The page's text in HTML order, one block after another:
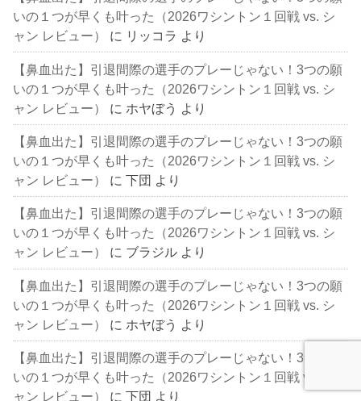
いの１つが早くも叶った（2026ワシントン１回戦 vs. シ
ャン レビュー）
に リッコラ より
【鼻血出た】引退間際の選手のプレーじゃない！3つの願
いの１つが早くも叶った（2026ワシントン１回戦 vs. シ
ャン レビュー）
に ホヤぼう より
【鼻血出た】引退間際の選手のプレーじゃない！3つの願
いの１つが早くも叶った（2026ワシントン１回戦 vs. シ
ャン レビュー）
に下団 より
【鼻血出た】引退間際の選手のプレーじゃない！3つの願
いの１つが早くも叶った（2026ワシントン１回戦 vs. シ
ャン レビュー）
に ブラジル より
【鼻血出た】引退間際の選手のプレーじゃない！3つの願
いの１つが早くも叶った（2026ワシントン１回戦 vs. シ
ャン レビュー）
に ホヤぼう より
【鼻血出た】引退間際の選手のプレーじゃない！3つの願
いの１つが早くも叶った（2026ワシントン１回戦 vs. シ
ャン レビュー）
に下団 より